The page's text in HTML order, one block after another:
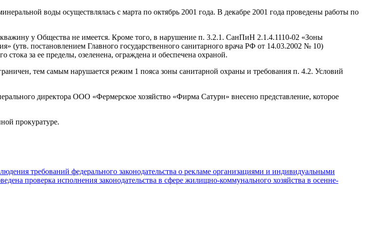
воды осуществлялась с марта по октябрь 2001 года. В декабре 2001 года проведены работы по
у Общества не имеется. Кроме того, в нарушение п. 3.2.1. СанПиН 2.1.4.1110-02 «Зоны
(утв. постановлением Главного государственного санитарного врача РФ от 14.03.2002 № 10)
за ее пределы, озеленена, ограждена и обеспечена охраной.
тем самым нарушается режим 1 пояса зоны санитарной охраны и требования п. 4.2. Условий
директора ООО «Фермерское хозяйство «Фирма Сатурн» внесено представление, которое
прокуратуре.
требований федерального законодательства о рекламе организациями и индивидуальными
проверка исполнения законодательства в сфере жилищно-коммунального хозяйства в осенне-